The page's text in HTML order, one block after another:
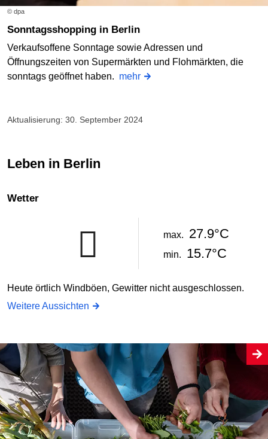
© dpa
Sonntagsshopping in Berlin
Verkaufsoffene Sonntage sowie Adressen und
Öffnungszeiten von Supermärkten und Flohmärkten, die
sonntags geöffnet haben. mehr
Aktualisierung: 30. September 2024
Leben in Berlin
Wetter
max. 27.9°C
min. 15.7°C
Heute örtlich Windböen, Gewitter nicht ausgeschlossen.
Weitere Aussichten